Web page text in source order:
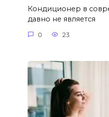
Кондиционер в
давно не является
0 23